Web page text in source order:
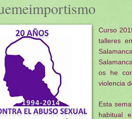
Curso
talleres
os he
violencia
Esta
habitual